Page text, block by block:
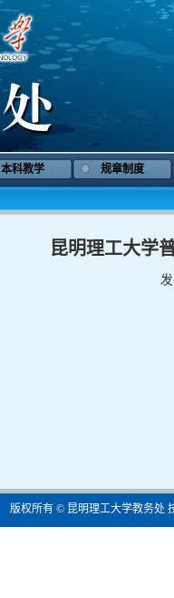
本科教学 规章制度
昆明理工大学
版权所有 © 昆明理工大学教务处